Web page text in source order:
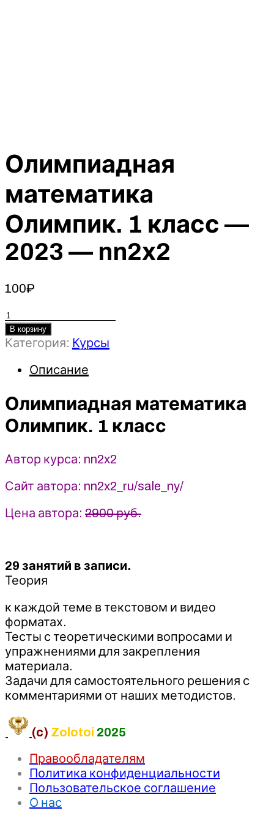
Олимпиадная
математика
Олимпик. 1 класс —
2023 — nn2x2
100₽
Количество
товара
Олимпиадная
Олимпик.
класс
2023
nn2x2
В корзину
Категория: Курсы
Описание
Олимпиадная математика
Олимпик. 1 класс
Автор курса: nn2x2
Сайт автора: nn2x2_ru/sale_ny/
Цена автора: 2900 руб.
29 занятий в записи.
Теория
к каждой теме в текстовом и видео
форматах.
Тесты с теоретическими вопросами и
упражнениями для закрепления
материала.
Задачи для самостоятельного решения с
комментариями от наших методистов.
(c) Zolotoi 2025
Правообладателям
Политика конфиденциальности
Пользовательское соглашение
О нас